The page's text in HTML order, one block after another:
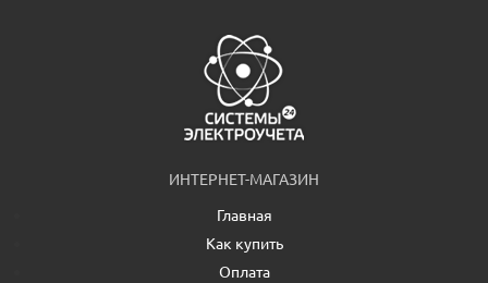
ИНТЕРНЕТ-МАГАЗИН
Главная
Как купить
Оплата